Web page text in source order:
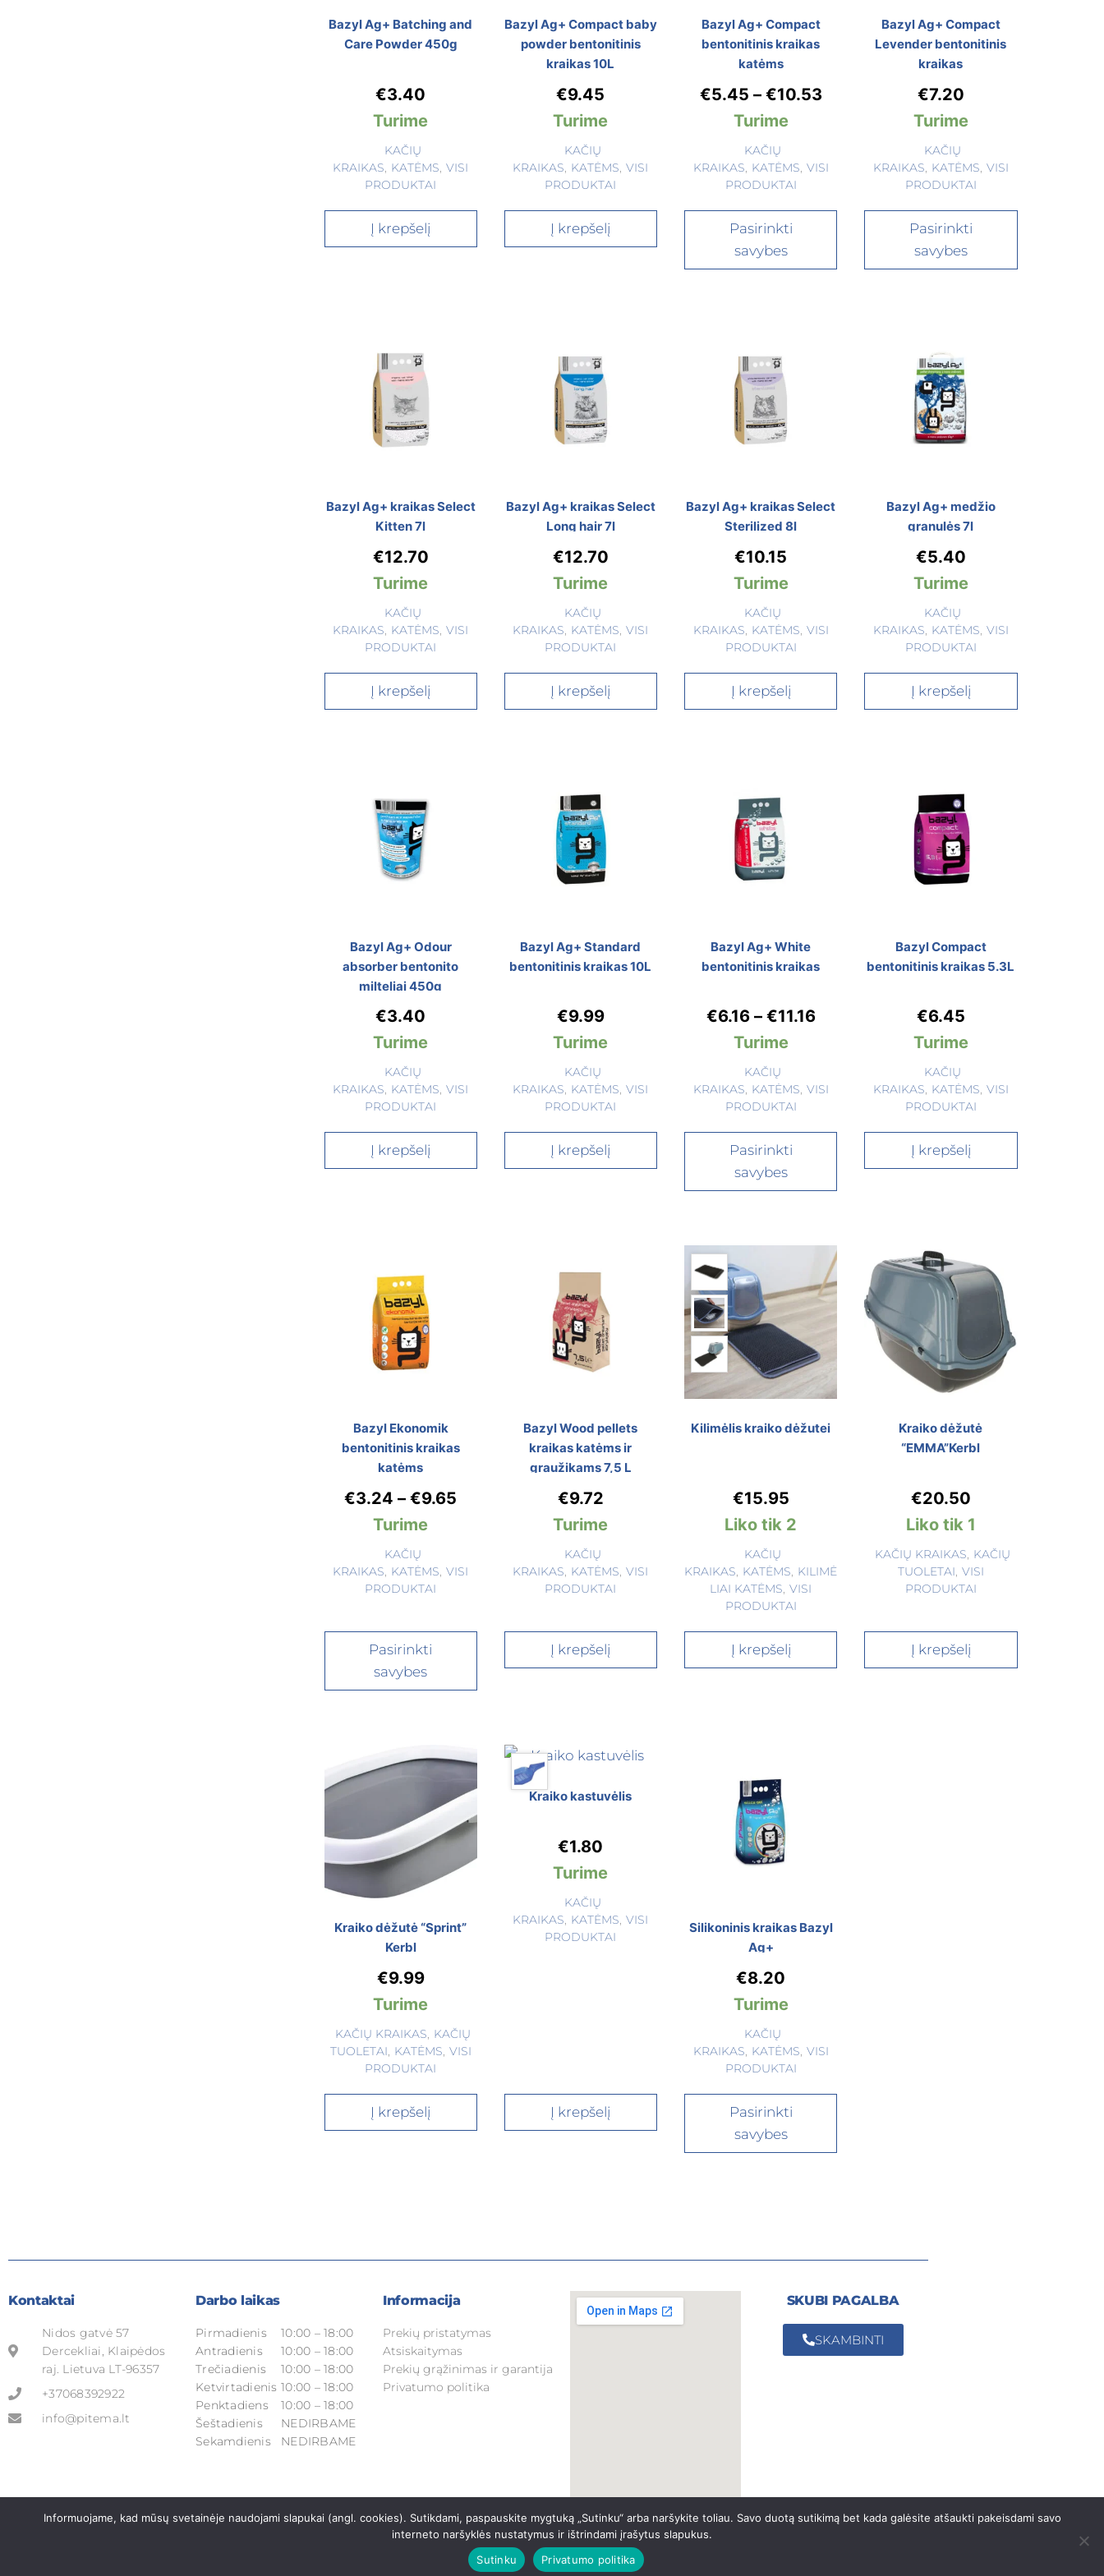
Bazyl Ag+ Batching and
Care Powder 450g
€3.40
Turime
KAČIŲ
KRAIKAS
KATĖMS VISI
PRODUKTAI
Į krepšelį
Bazyl Ag+ Compact baby
powder bentonitinis
kraikas 10L
€9.45
Turime
KAČIŲ
KRAIKAS
KATĖMS VISI
PRODUKTAI
Į krepšelį
Bazyl Ag+ Compact
bentonitinis kraikas
katėms
€5.45 – €10.53
Turime
KAČIŲ
KRAIKAS
KATĖMS VISI
PRODUKTAI
Pasirinkti
savybes
Bazyl Ag+ Compact
Levender bentonitinis
kraikas
€7.20
Turime
KAČIŲ
KRAIKAS
KATĖMS VISI
PRODUKTAI
Pasirinkti
savybes
Bazyl Ag+ kraikas Select
Kitten 7l
€12.70
Turime
KAČIŲ
KRAIKAS
KATĖMS VISI
PRODUKTAI
Į krepšelį
Bazyl Ag+ kraikas Select
Long hair 7l
€12.70
Turime
KAČIŲ
KRAIKAS
KATĖMS VISI
PRODUKTAI
Į krepšelį
Bazyl Ag+ kraikas Select
Sterilized 8l
€10.15
Turime
KAČIŲ
KRAIKAS
KATĖMS VISI
PRODUKTAI
Į krepšelį
Bazyl Ag+ medžio
granulės 7l
€5.40
Turime
KAČIŲ
KRAIKAS
KATĖMS VISI
PRODUKTAI
Į krepšelį
Bazyl Ag+ Odour
absorber bentonito
milteliai 450g
€3.40
Turime
KAČIŲ
KRAIKAS, KATĖMS, VISI
PRODUKTAI
Į krepšelį
Bazyl Ag+ Standard
bentonitinis kraikas 10L
€9.99
Turime
KAČIŲ
KRAIKAS, KATĖMS, VISI
PRODUKTAI
Į krepšelį
Bazyl Ag+ White
bentonitinis kraikas
€6.16 – €11.16
Turime
KAČIŲ
KRAIKAS, KATĖMS, VISI
PRODUKTAI
Pasirinkti
savybes
Bazyl Compact
bentonitinis kraikas 5.3L
€6.45
Turime
KAČIŲ
KRAIKAS, KATĖMS, VISI
PRODUKTAI
Į krepšelį
Bazyl Ekonomik
bentonitinis kraikas
katėms
€3.24 – €9.65
Turime
KAČIŲ
KRAIKAS
KATĖMS VISI
PRODUKTAI
Pasirinkti
savybes
Bazyl Wood pellets
kraikas katėms ir
graužikams 7,5 L
€9.72
Turime
KAČIŲ
KRAIKAS
KATĖMS VISI
PRODUKTAI
Į krepšelį
Kilimėlis kraiko dėžutei
€15.95
Liko tik 2
KAČIŲ
KRAIKAS
KATĖMS
KILIMĖ
LIAI KATĖMS VISI
PRODUKTAI
Į krepšelį
Kraiko dėžutė
“EMMA”Kerbl
€20.50
Liko tik 1
KAČIŲ KRAIKAS
KAČIŲ
TUOLETAI VISI
PRODUKTAI
Į krepšelį
Kraiko dėžutė “Sprint”
Kerbl
€9.99
Turime
KAČIŲ KRAIKAS
KAČIŲ
TUOLETAI
KATĖMS VISI
PRODUKTAI
Į krepšelį
Kraiko kastuvėlis
€1.80
Turime
KAČIŲ
KRAIKAS
KATĖMS VISI
PRODUKTAI
Į krepšelį
Silikoninis kraikas Bazyl
Ag+
€8.20
Turime
KAČIŲ
KRAIKAS
KATĖMS VISI
PRODUKTAI
Pasirinkti
savybes
Kontaktai
Nidos gatvė 57
Dercekliai, Klaipėdos
raj. Lietuva LT-96357
+37068392922
info@pitema.lt
Darbo laikas
Pirmadienis
Antradienis
Trečiadienis
Ketvirtadienis
Penktadiens
Šeštadienis
Sekamdienis
10:00 – 18:00
10:00 – 18:00
10:00 – 18:00
10:00 – 18:00
10:00 – 18:00
NEDIRBAME
NEDIRBAME
Informacija
Prekių pristatymas
Atsiskaitymas
Prekių grąžinimas ir garantija
Privatumo politika
SKUBI PAGALBA
SKAMBINTI
Informuojame, kad mūsų svetainėje naudojami slapukai (angl. cookies). Sutikdami, paspauskite mygtuką „Sutinku“ arba naršykite toliau. Savo duotą sutikimą bet kada galėsite atšaukti pakeisdami savo
interneto naršyklės nustatymus ir ištrindami įrašytus slapukus.
Sutinku
Privatumo politika